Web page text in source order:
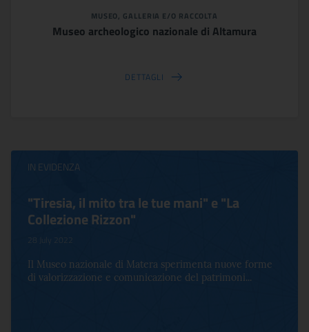
MUSEO, GALLERIA E/O RACCOLTA
Museo archeologico nazionale di Altamura
DETTAGLI
IN EVIDENZA
"Tiresia, il mito tra le tue mani" e "La
Collezione Rizzon"
28 July 2022
Il Museo nazionale di Matera sperimenta nuove forme
di valorizzazione e comunicazione del patrimoni...